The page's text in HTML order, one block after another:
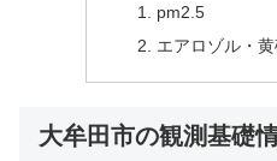
pm2.5
エアロゾル・
大牟田市の観測基礎